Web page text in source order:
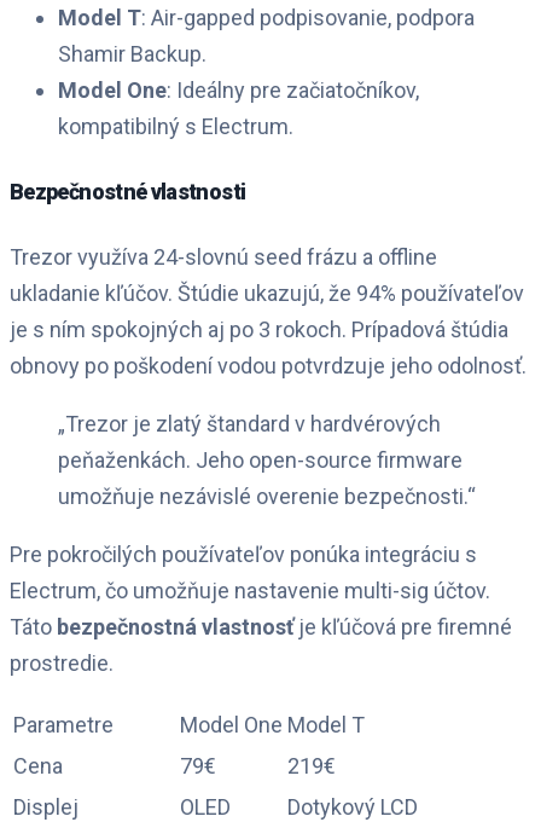
Model T: Air-gapped podpisovanie, podpora
Shamir Backup.
Model One: Ideálny pre začiatočníkov,
kompatibilný s Electrum.
Bezpečnostné vlastnosti
Trezor využíva 24-slovnú seed frázu a offline
ukladanie kľúčov. Štúdie ukazujú, že 94% používateľov
je s ním spokojných aj po 3 rokoch. Prípadová štúdia
obnovy po poškodení vodou potvrdzuje jeho odolnosť.
„Trezor je zlatý štandard v hardvérových
peňaženkách. Jeho open-source firmware
umožňuje nezávislé overenie bezpečnosti.“
Pre pokročilých používateľov ponúka integráciu s
Electrum, čo umožňuje nastavenie multi-sig účtov.
Táto bezpečnostná vlastnosťje kľúčová pre firemné
prostredie.
Parametre Model One Model T
Cena
79€
219€
Displej
OLED
Dotykový LCD